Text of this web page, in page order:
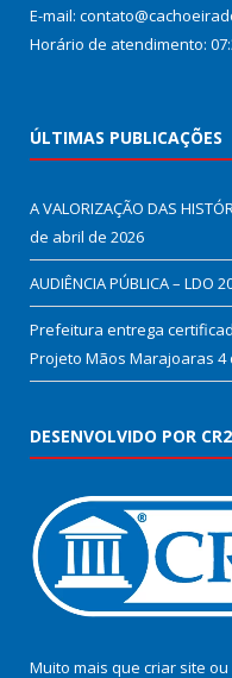
E-mail:
Horário de atendimento:
ÚLTIMAS PUBLICAÇÕES
A VALORIZAÇÃO DAS
de abril de 2026
AUDIÊNCIA PÚBLICA – LDO
Prefeitura entrega
Projeto Mãos Marajoaras 4
DESENVOLVIDO POR CR2
Muito mais que criar site ou